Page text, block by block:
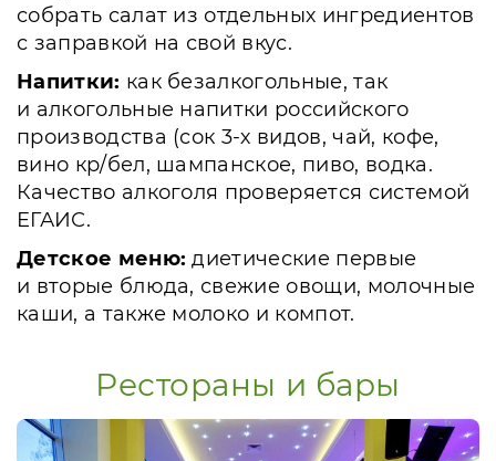
собрать салат из отдельных ингредиентов
с заправкой на свой вкус.
Напитки: как безалкогольные, так
и алкогольные напитки российского
производства (сок 3-х видов, чай, кофе,
вино кр/бел, шампанское, пиво, водка.
Качество алкоголя проверяется системой
ЕГАИС.
Детское меню: диетические первые
и вторые блюда, свежие овощи, молочные
каши, а также молоко и компот.
Рестораны и бары